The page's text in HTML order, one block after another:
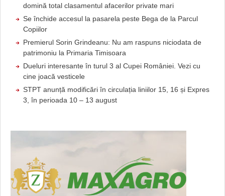
domină total clasamentul afacerilor private mari
Se închide accesul la pasarela peste Bega de la Parcul
Copiilor
Premierul Sorin Grindeanu: Nu am raspuns niciodata de
patrimoniu la Primaria Timisoara
Dueluri interesante în turul 3 al Cupei României. Vezi cu
cine joacă vesticele
STPT anunță modificări în circulația liniilor 15, 16 și Expres
3, în perioada 10 – 13 august